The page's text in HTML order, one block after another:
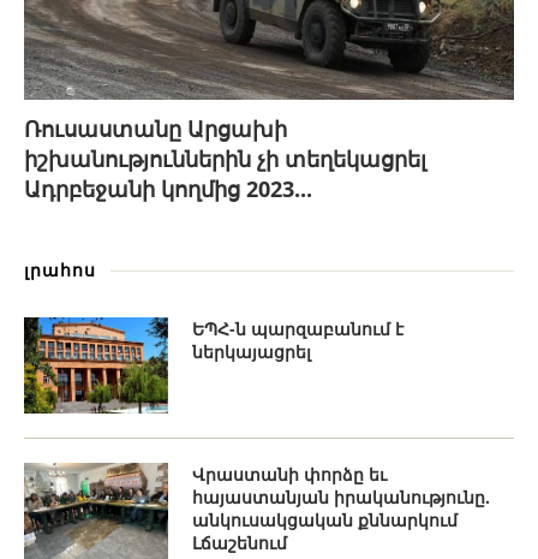
Ռուսաստանը Արցախի
իշխանություններին չի տեղեկացրել
Ադրբեջանի կողմից 2023...
լրահոս
ԵՊՀ-ն պարզաբանում է
ներկայացրել
Վրաստանի փորձը եւ
հայաստանյան իրականությունը.
անկուսակցական քննարկում
Լճաշենում